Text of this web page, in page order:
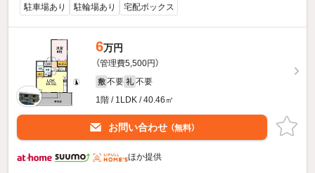
駐車場あり 駐輪場あり 宅配ボックス
6万円
（管理費5,500円）
敷 不要 礼 不要
1階 / 1LDK / 40.46㎡
お問い合わせ （無料）
ほか提供